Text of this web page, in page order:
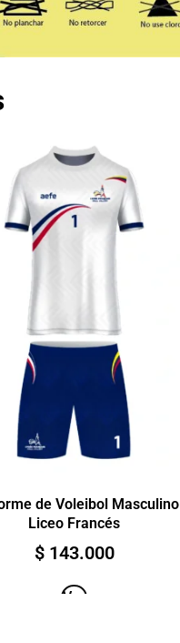
de Voleibol Masculino
Liceo Francés
$143.000
Ver